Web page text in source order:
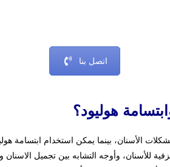
اتصل بنا
هوليود؟
الأسنان، بينما يمكن استخدام ابتسامة
للأسنان، وأوجه التشابه بين تجميل الاسنان